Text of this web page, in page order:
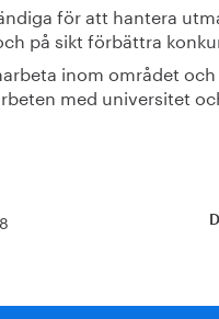
för att hantera
på sikt förbättra
inom området
med universitet